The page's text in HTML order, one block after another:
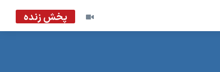
پخش زنده